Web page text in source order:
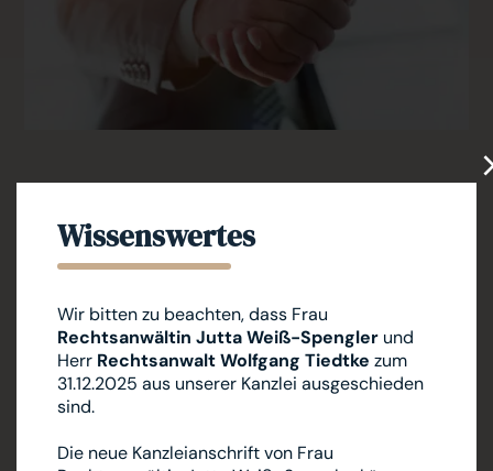
Abwicklung. Außerordentlich freundliches Personal.
P. Z. auf Google
”Sehr kompetente Beratung in allen Fachbereichen,
super Erreichbarkeit und schnelle Bearbeitung. Die
Mitarbeiter sowie auch die Anwälte sind sehr
kompetent und freundlich! Top!“
A. H. auf Google
”Super nett und super professionell, würde ich sofort
Wissenswertes
Wir bitten zu beachten, dass Frau
Rechtsanwältin Jutta Weiß-Spengler und
Herr Rechtsanwalt Wolfgang Tiedtke zum
31.12.2025 aus unserer Kanzlei ausgeschieden
sind.
Die neue Kanzleianschrift von Frau